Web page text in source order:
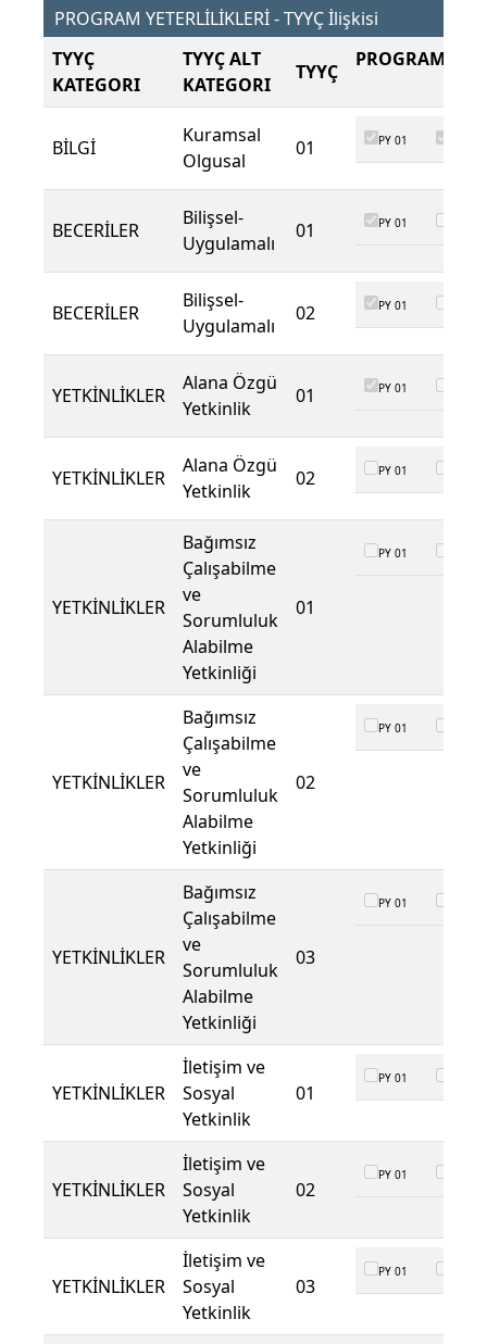
PROGRAM YETERLİLİKLERİ - TYYÇ İlişkisi
TYYÇ
KATEGORI
TYYÇ ALT
KATEGORI
TYYÇ
PROGRAM
BİLGİ
Kuramsal
Olgusal
01 PY 01
BECERİLER
Bilişsel-
Uygulamalı
01 PY 01
BECERİLER
Bilişsel-
Uygulamalı
02 PY 01
YETKİNLİKLER
Alana Özgü
Yetkinlik
01 PY 01
YETKİNLİKLER
Alana Özgü
Yetkinlik
02 PY 01
YETKİNLİKLER
Bağımsız
Çalışabilme
ve
Sorumluluk
Alabilme
Yetkinliği
01
PY 01
YETKİNLİKLER
Bağımsız
Çalışabilme
ve
Sorumluluk
Alabilme
Yetkinliği
02
PY 01
YETKİNLİKLER
Bağımsız
Çalışabilme
ve
Sorumluluk
Alabilme
Yetkinliği
03
PY 01
YETKİNLİKLER
İletişim ve
Sosyal
Yetkinlik
01
PY 01
YETKİNLİKLER
İletişim ve
Sosyal
Yetkinlik
02
PY 01
YETKİNLİKLER
İletişim ve
Sosyal
Yetkinlik
03
PY 01